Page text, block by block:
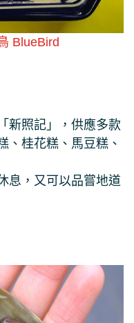
BlueBird
新照記」，供應多款
、桂花糕、馬豆糕、
息，又可以品嘗地道